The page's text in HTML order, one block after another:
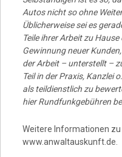
Autos nicht so ohne
Üblicherweise sei es
Teile ihrer Arbeit zu
Gewinnung neuer
der Arbeit – unterstellt –
Teil in der Praxis, Kanzlei
als teildienstlich zu
hier Rundfunkgebühren
Weitere Informationen
www.anwaltauskunft.de.